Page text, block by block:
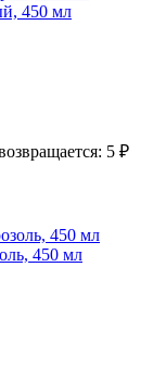
450 мл
5 ₽
450 мл